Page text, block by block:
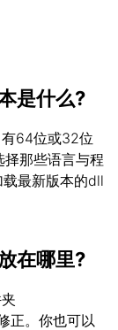
是什么?
64位或32位
那些语言与程
最新版本的dll
在哪里?
正。你也可以